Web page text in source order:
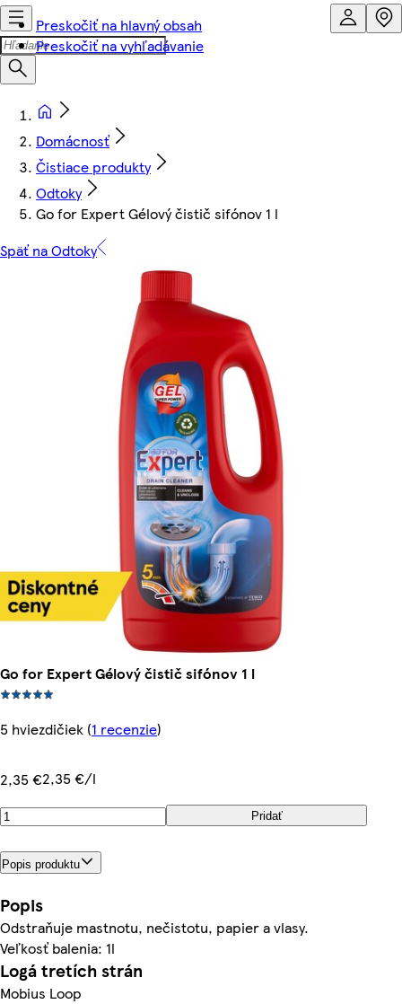
Preskočiť na hlavný obsah
Preskočiť na vyhľadávanie
Domácnosť
Čistiace produkty
Odtoky
Go for Expert Gélový čistič sifónov 1 l
Späť na Odtoky
Go for Expert Gélový čistič sifónov 1 l
5 hviezdičiek (1 recenzie)
2,35 €2,35 €/l
Pridať
Popis produktu
Popis
Odstraňuje mastnotu, nečistotu, papier a vlasy.
Veľkosť balenia: 1l
Logá tretích strán
Mobius Loop